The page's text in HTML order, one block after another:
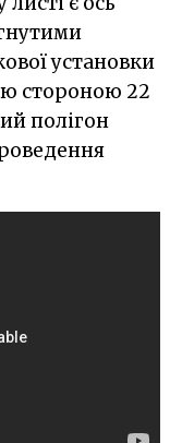
установки
стороною 22
полігон